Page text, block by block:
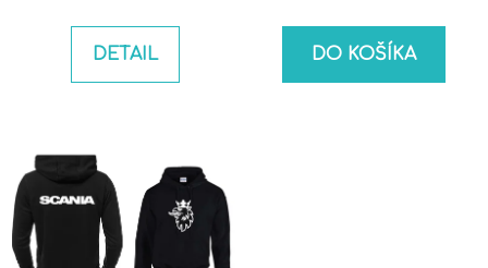
DETAIL DO KOŠÍKA